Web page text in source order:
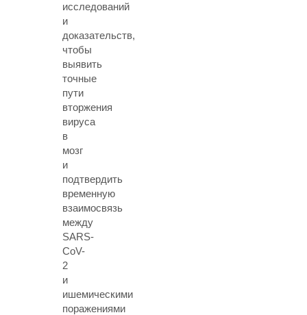
исследований
и
доказательств,
чтобы
выявить
точные
пути
вторжения
вируса
в
мозг
и
подтвердить
временную
взаимосвязь
между
SARS-
CoV-
2
и
ишемическими
поражениями